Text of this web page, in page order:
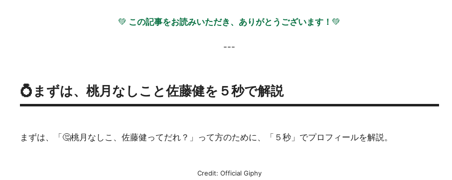
💚 この記事をお読みいただき、ありがとうございます！ 💚
---
💍まずは、桃月なしこと佐藤健を５秒で解説
まずは、「🤔桃月なしこ、佐藤健ってだれ？」って方のために、「５秒」でプロフィールを解説。
Credit: Official Giphy